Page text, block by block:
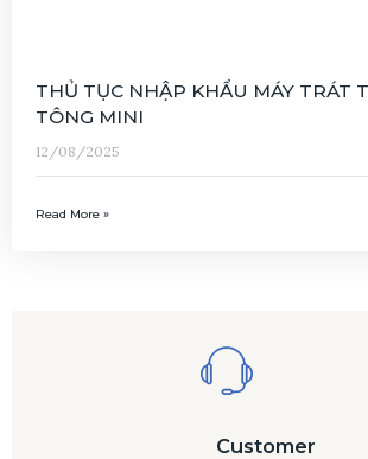
THỦ TỤC NHẬP KHẨU MÁY TRÁT
TÔNG MINI
12/08/2025
Read More »
Customer